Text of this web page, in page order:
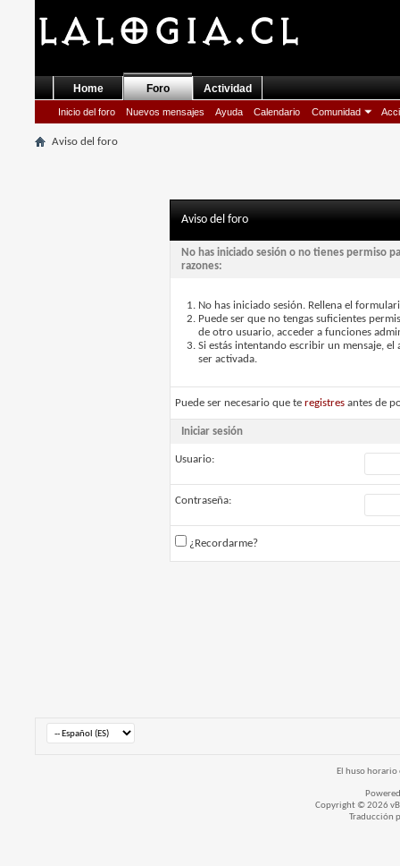
Home Foro
Inicio del foro Nuevos mensajes Ayuda Calendario Comunidad
Actividad
Aviso del foro
Aviso del foro
No has iniciado sesión o no tienes permiso
razones:
No has iniciado sesión. Rellena el
Puede ser que no tengas suficientes
de otro usuario, acceder a funciones
Si estás intentando escribir un mensaje,
ser activada.
Puede ser necesario que te registres antes de
Iniciar sesión
Usuario:
Contraseña:
¿Recordarme?
El huso horario
Copyright © 2026
Traducción